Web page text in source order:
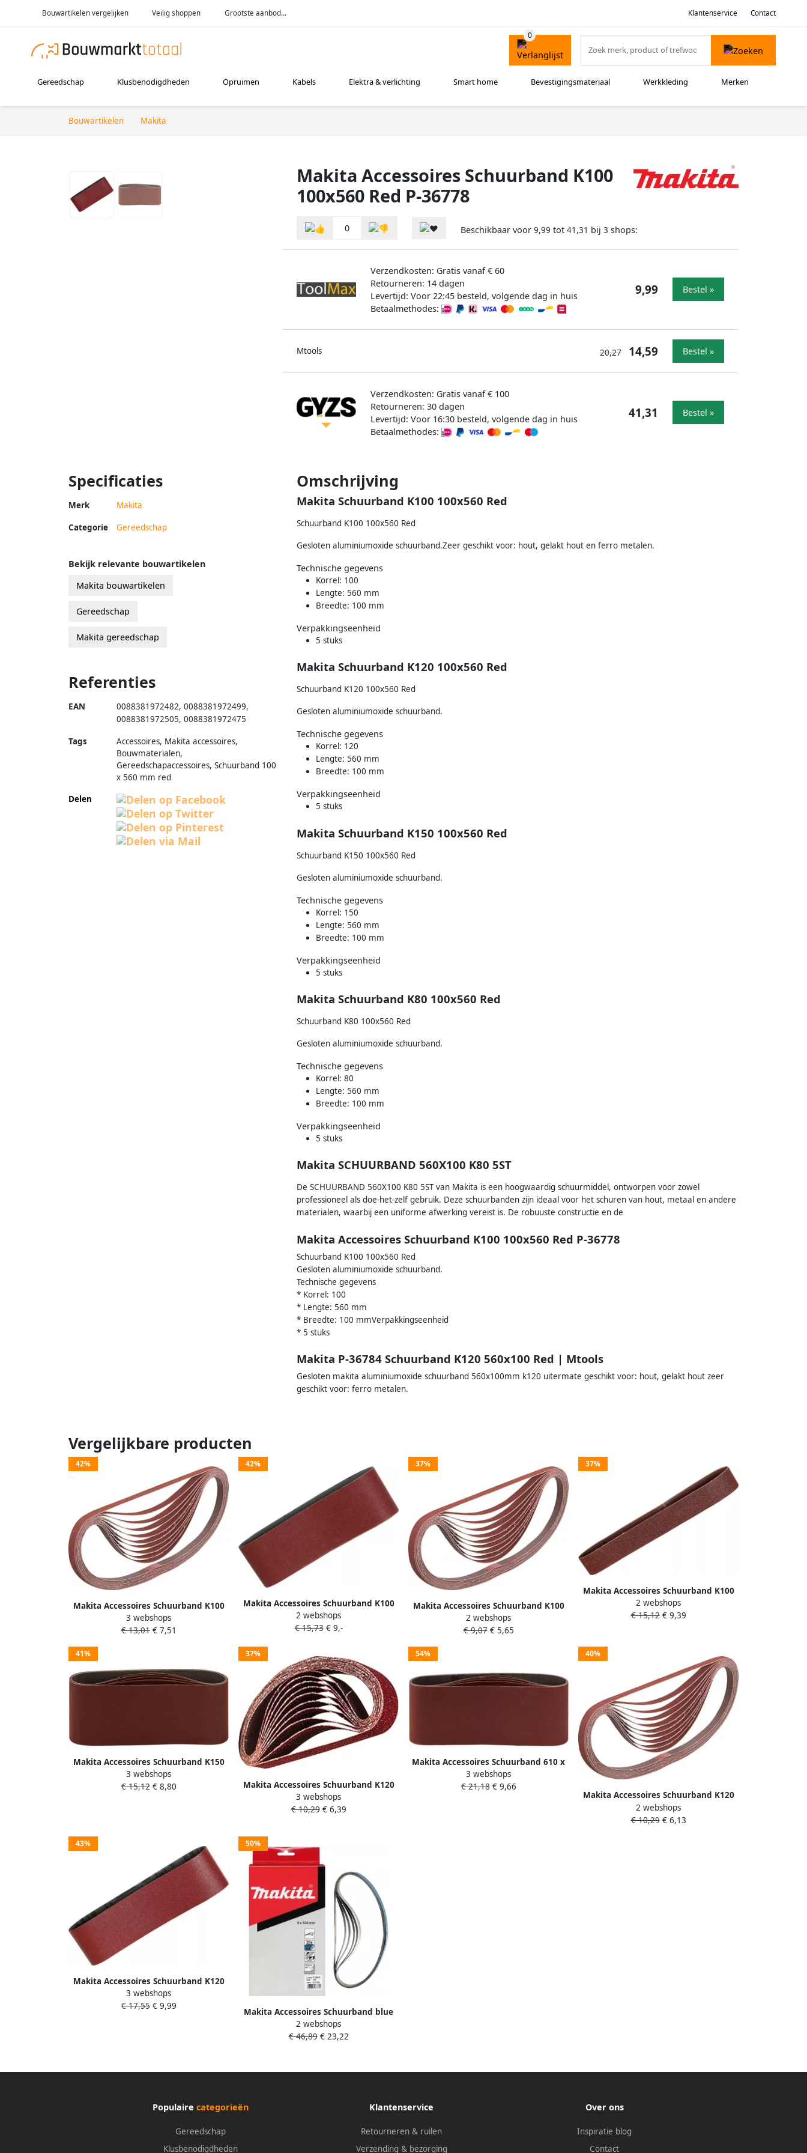
Bouwartikelen vergelijken Veilig shoppen Grootste aanbod... Klantenservice Contact
Gereedschap Klusbenodigdheden Opruimen Kabels Elektra & verlichting Smart home Bevestigingsmateriaal Werkkleding Merken
Bouwartikelen Makita
Makita Accessoires Schuurband K100
100x560 Red P-36778
0 Beschikbaar voor 9,99 tot 41,31 bij 3 shops:
Verzendkosten: Gratis vanaf € 60
Retourneren: 14 dagen
Levertijd: Voor 22:45 besteld, volgende dag in huis
Betaalmethodes:
9,99 Bestel »
Mtools 20,27 14,59 Bestel »
Verzendkosten: Gratis vanaf € 100
Retourneren: 30 dagen
Levertijd: Voor 16:30 besteld, volgende dag in huis
Betaalmethodes:
41,31 Bestel »
Specificaties
Merk Makita
Categorie Gereedschap
Omschrijving
Makita Schuurband K100 100x560 Red
Schuurband K100 100x560 Red
Gesloten aluminiumoxide schuurband.Zeer geschikt voor: hout, gelakt hout en ferro metalen.
Technische gegevens
Korrel: 100
Lengte: 560 mm
Breedte: 100 mm
Verpakkingseenheid
5 stuks
Makita Schuurband K120 100x560 Red
Schuurband K120 100x560 Red
Gesloten aluminiumoxide schuurband.
Technische gegevens
Korrel: 120
Lengte: 560 mm
Breedte: 100 mm
Verpakkingseenheid
5 stuks
Makita Schuurband K150 100x560 Red
Schuurband K150 100x560 Red
Gesloten aluminiumoxide schuurband.
Technische gegevens
Korrel: 150
Lengte: 560 mm
Breedte: 100 mm
Verpakkingseenheid
5 stuks
Makita Schuurband K80 100x560 Red
Schuurband K80 100x560 Red
Gesloten aluminiumoxide schuurband.
Technische gegevens
Korrel: 80
Lengte: 560 mm
Breedte: 100 mm
Verpakkingseenheid
5 stuks
Makita SCHUURBAND 560X100 K80 5ST
De SCHUURBAND 560X100 K80 5ST van Makita is een hoogwaardig schuurmiddel, ontworpen voor zowel
professioneel als doe-het-zelf gebruik. Deze schuurbanden zijn ideaal voor het schuren van hout, metaal en andere
materialen, waarbij een uniforme afwerking vereist is. De robuuste constructie en de
Makita Accessoires Schuurband K100 100x560 Red P-36778
Schuurband K100 100x560 Red
Gesloten aluminiumoxide schuurband.
Technische gegevens
* Korrel: 100
* Lengte: 560 mm
* Breedte: 100 mmVerpakkingseenheid
* 5 stuks
Makita P-36784 Schuurband K120 560x100 Red | Mtools
Gesloten makita aluminiumoxide schuurband 560x100mm k120 uitermate geschikt voor: hout, gelakt hout zeer
geschikt voor: ferro metalen.
Bekijk relevante bouwartikelen
Makita bouwartikelen
Gereedschap
Makita gereedschap
Referenties
EAN 0088381972482, 0088381972499,
0088381972505, 0088381972475
Tags
Accessoires, Makita accessoires,
Bouwmaterialen,
Gereedschapaccessoires, Schuurband 100
x 560 mm red
Delen
Vergelijkbare producten
42%
Makita Accessoires Schuurband K100
13x533 Red P-43359
3 webshops
€ 13,01€ 7,51
42%
Makita Accessoires Schuurband K100
76x533 Red P-37203
2 webshops
€ 15,73€ 9,-
37%
Makita Accessoires Schuurband K100
6x533 Red P-43212
2 webshops
€ 9,07€ 5,65
37%
Makita Accessoires Schuurband K100
30x533 Zwart P-01208
2 webshops
€ 15,12€ 9,39
41%
Makita Accessoires Schuurband K150
76x457 Red P-37144
3 webshops
€ 15,12€ 8,80
37%
Makita Accessoires Schuurband K120
30x533 Red P-36712
3 webshops
€ 10,29€ 6,39
54%
Makita Accessoires Schuurband 610 x
100 mm red K80 100x610 Red P-36902
3 webshops
€ 21,18€ 9,66
40%
Makita Accessoires Schuurband K120
9x533 Red P-43290
2 webshops
€ 10,29€ 6,13
43%
Makita Accessoires Schuurband K120
76x610 Red P-37356
3 webshops
€ 17,55€ 9,99
50%
Makita Accessoires Schuurband blue
Lengte 533mm Breedte 9mm Korrel
120 P-39475
2 webshops
€ 46,89€ 23,22
Populaire categorieën
Gereedschap
Klusbenodigdheden
Klantenservice
Retourneren & ruilen
Verzending & bezorging
Over ons
Inspiratie blog
Contact